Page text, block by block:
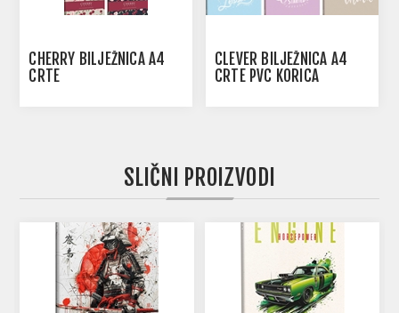
CHERRY BILJEŽNICA A4
CRTE
CLEVER BILJEŽNICA A4
CRTE PVC KORICA
SLIČNI PROIZVODI